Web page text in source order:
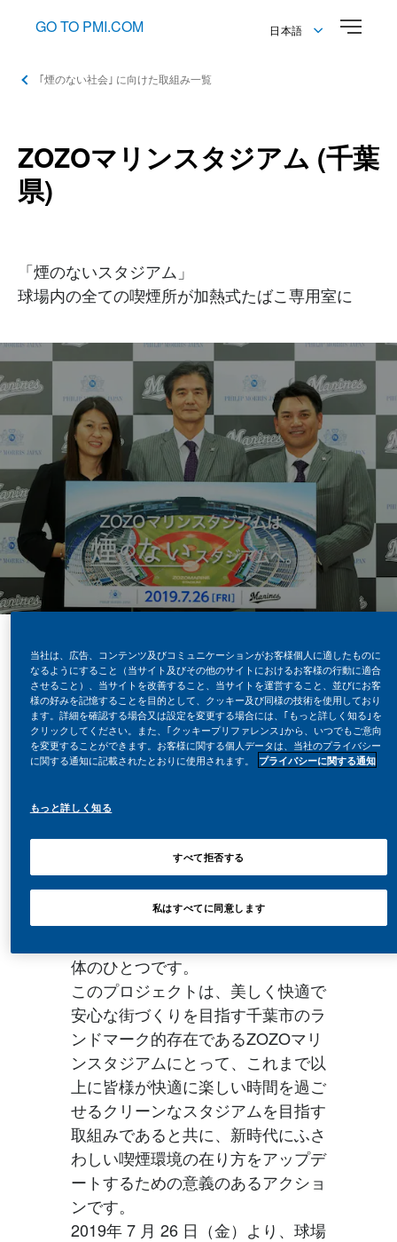
GO TO PMI.COM
日本語
｢煙のない社会｣ に向けた取組み一覧
ZOZOマリンスタジアム (千葉
県)
「煙のないスタジアム」
球場内の全ての喫煙所が加熱式たばこ専用室に
望まない受動喫煙の防止を図るため
の「健康増進法」一部改正に伴い、
今後、多くの方が利用する施設にと
って一定の場所を除き、施設内での
喫煙を禁止することは「努力義務」
す。また千葉市も、路上喫煙・ポイ
捨て防止条例や、市町村では初めて
となる罰則付きの受動喫煙防止条例
の制定など、独自の基準を設けなが
体のひとつです。
このプロジェクトは、美しく快適で
安心な街づくりを目指す千葉市のラ
ンドマーク的存在であるZOZOマリ
ンスタジアムにとって、これまで以
上に皆様が快適に楽しい時間を過ご
せるクリーンなスタジアムを目指す
取組みであると共に、新時代にふさ
わしい喫煙環境の在り方をアップデ
ートするための意義のあるアクショ
ンです。
2019年 7 月 26 日（金）より、球場
当社は、広告、コンテンツ及びコミュニケーションがお客様個人に適したものに
なるようにすること（当サイト及びその他のサイトにおけるお客様の行動に適合
させること）、当サイトを改善すること、当サイトを運営すること、並びにお客
様の好みを記憶することを目的として、クッキー及び同様の技術を使用しており
ます。詳細を確認する場合又は設定を変更する場合には、｢もっと詳しく知る｣を
クリックしてください。また、｢クッキープリファレンス｣から、いつでもご意向
を変更することができます。お客様に関する個人データは、当社のプライバシー
に関する通知に記載されたとおりに使用されます。
プライバシーに関する通知
もっと詳しく知る
すべて拒否する
私はすべてに同意します